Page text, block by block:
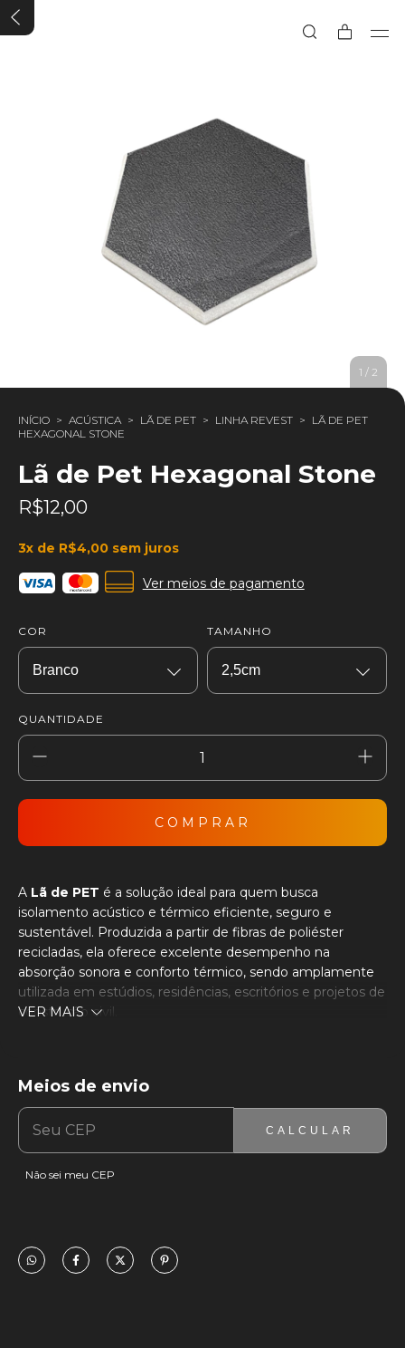
1 / 2
INÍCIO > ACÚSTICA > LÃ DE PET > LINHA REVEST > LÃ DE PET
HEXAGONAL STONE
Lã de Pet Hexagonal Stone
R$12,00
3x de R$4,00 sem juros
Ver meios de pagamento
COR TAMANHO
QUANTIDADE
A Lã de PET é a solução ideal para quem busca
isolamento acústico e térmico eficiente, seguro e
sustentável. Produzida a partir de fibras de poliéster
recicladas, ela oferece excelente desempenho na
absorção sonora e conforto térmico, sendo amplamente
utilizada em estúdios, residências, escritórios e projetos de
construção civil.
ambientes.
Isolamento térmico– Mantém a temperatura interna
mais estável, proporcionando economia de energia.
Segurança
Antichamas:
NBR9442
Densidade:
35kg/m³
VER MAIS
ENTREGAS PARA O CEP:
Meios de envio
CALCULAR
Não sei meu CEP